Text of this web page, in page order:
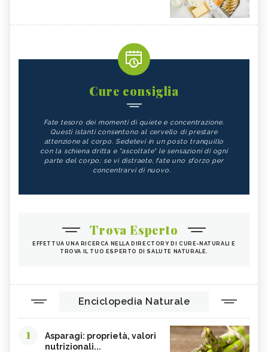
Cure consiglia
Fate tesoro dei momenti di quiete e concentrazione.
Questi istanti consentono al cervello di prestare
attenzione al corpo. Sedetevi in un posto tranquillo
con la schiena dritta e "ascoltate" le sensazioni di ogni
parte del corpo; se vi distraete, fate uno sforzo per
concentrarvi di nuovo.
Trova Esperto
EFFETTUA UNA RICERCA NELLA DIRECTORY DI CURE-NATURALI E
TROVA IL TUO ESPERTO DI SALUTE NATURALE.
Enciclopedia Naturale
1
Asparagi: proprietà, valori
nutrizionali...